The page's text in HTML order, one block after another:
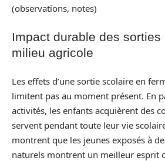
(observations, notes)
Impact durable des sorties
milieu agricole
Les effets d’une sortie scolaire en
limitent pas au moment présent. En
activités, les enfants acquièrent des
servent pendant toute leur vie
montrent que les jeunes exposés à
naturels montrent un meilleur esprit